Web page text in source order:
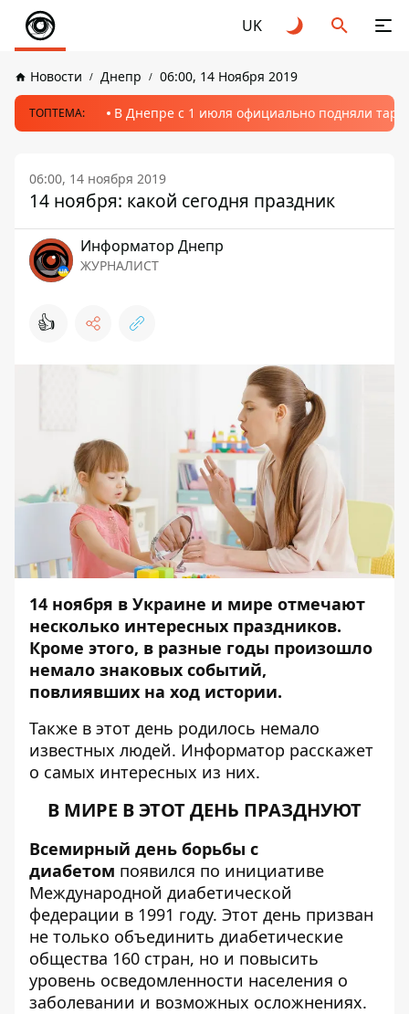
UK
Новости Днепр 06:00, 14 Ноября 2019
ТОПТЕМА: В Днепре с 1 июля официально подняли
06:00, 14 ноября 2019
14 ноября: какой сегодня праздник
Информатор Днепр
ЖУРНАЛИСТ
👍
14 ноября в Украине и мире отмечают
несколько интересных праздников.
Кроме этого, в разные годы произошло
немало знаковых событий,
повлиявших на ход истории.
Также в этот день родилось немало
известных людей. Информатор расскажет
о самых интересных из них.
В МИРЕ В ЭТОТ ДЕНЬ ПРАЗДНУЮТ
Всемирный день борьбы с
диабетом появился по инициативе
Международной диабетической
федерации в 1991 году. Этот день призван
не только объединить диабетические
общества 160 стран, но и повысить
уровень осведомленности населения о
заболевании и возможных осложнениях.